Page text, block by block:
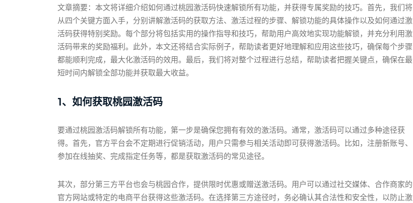
文章摘要：本文将详细介绍如何通过桃园激活码快速解锁所有功能，并获得专属奖励的技巧。首先，我们将
从四个关键方面入手，分别讲解激活码的获取方法、激活过程的步骤、解锁功能的具体操作以及如何通过激
活码获得特别奖励。每个部分将包括实用的操作指导和技巧，帮助用户高效地实现功能解锁，并充分利用激
活码带来的奖励福利。此外，本文还将结合实际例子，帮助读者更好地理解和应用这些技巧，确保每个步骤
都能顺利完成，最大化激活码的效用。最后，我们将对整个过程进行总结，帮助读者把握关键点，确保在最
短时间内解锁全部功能并获取最大收益。
1、如何获取桃园激活码
要通过桃园激活码解锁所有功能，第一步是确保您拥有有效的激活码。通常，激活码可以通过多种途径获
得。首先，官方平台会不定期进行促销活动，用户只需参与相关活动即可获得激活码。比如，注册新账号、
参加在线抽奖、完成指定任务等，都是获取激活码的常见途径。
其次，部分第三方平台也会与桃园合作，提供限时优惠或赠送激活码。用户可以通过社交媒体、合作商家的
官方网站或特定的电商平台获得这些激活码。在选择第三方途径时，务必确认其合法性和安全性，以防止激